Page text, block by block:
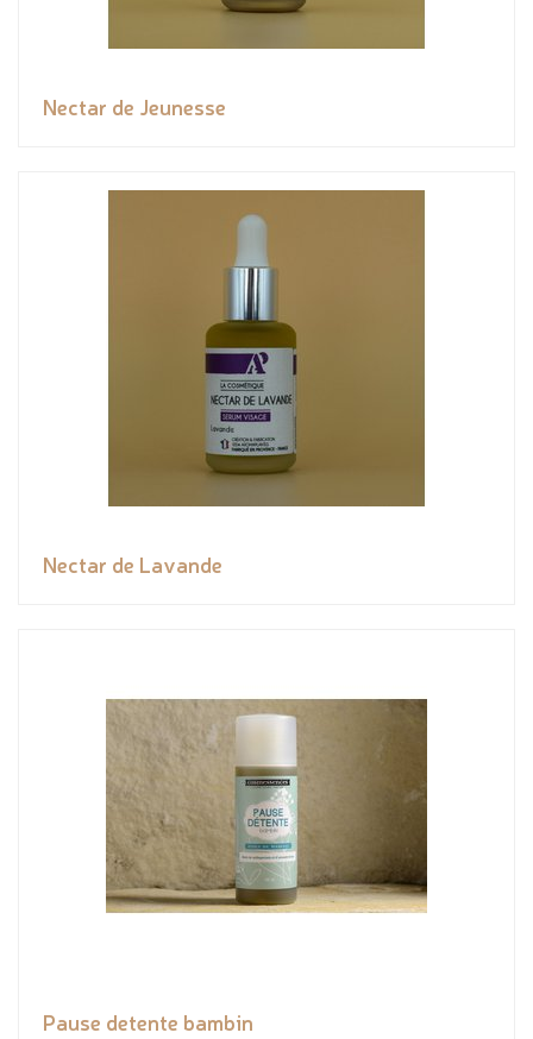
Nectar de Jeunesse
Nectar de Lavande
Pause detente bambin